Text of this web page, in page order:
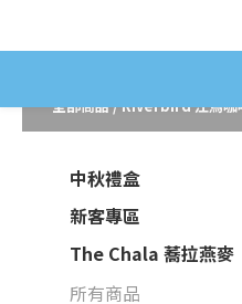
全部商品/Riverbird 江鳥咖
中秋禮盒
新客專區
The Chala 蕎拉燕麥
所有商品